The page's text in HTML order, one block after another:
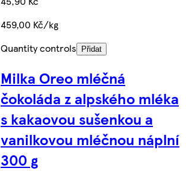
459,00 Kč/kg
Quantity controls
Přidat
Milka Oreo mléčná
čokoláda z alpského mléka
s kakaovou sušenkou a
vanilkovou mléčnou náplní
300 g